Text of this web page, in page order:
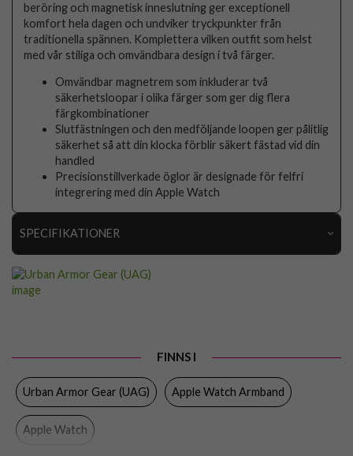
beröring och magnetisk inneslutning ger exceptionell
komfort hela dagen och undviker tryckpunkter från
traditionella spännen. Komplettera vilken outfit som helst
med vår stiliga och omvändbara design i två färger.
Omvändbar magnetrem som inkluderar två
säkerhetsloopar i olika färger som ger dig flera
färgkombinationer
Slutfästningen och den medföljande loopen ger pålitlig
säkerhet så att din klocka förblir säkert fästad vid din
handled
Precisionstillverkade öglor är designade för felfri
integrering med din Apple Watch
SPECIFIKATIONER
Artikelnummer
Passar
Färg Grå, Svart
Material
FINNS I
Urban Armor Gear (UAG) Apple Watch Armband
Apple Watch